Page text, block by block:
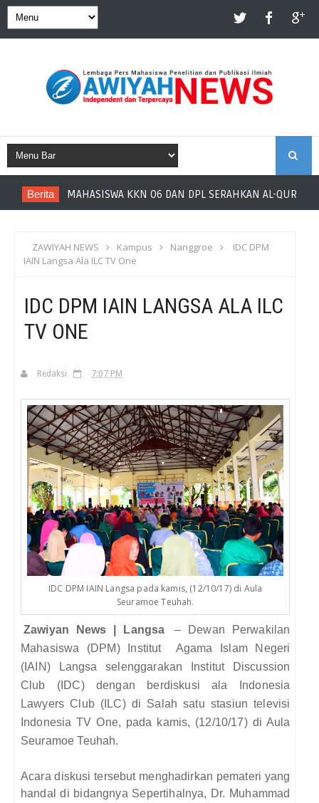
Berita MAHASISWA KKN 06 DAN DPL SERAHKAN AL-QUR’AN
ZAWIYAH NEWS Kampus Nanggroe
IDC DPM
IAIN Langsa Ala ILC TV One
IDC DPM IAIN LANGSA ALA ILC
TV ONE
Redaksi 7:07 PM
IDC DPM IAIN Langsa pada kamis, (12/10/17) di Aula
Seuramoe Teuhah.
Zawiyan News | Langsa
– Dewan Perwakilan
Mahasiswa (DPM) Institut
Agama Islam Negeri
(IAIN) Langsa selenggarakan Institut Discussion
Club (IDC) dengan berdiskusi ala Indonesia
Lawyers Club (ILC) di Salah satu stasiun televisi
Indonesia TV One, pada kamis, (12/10/17) di Aula
Seuramoe Teuhah.
Acara diskusi tersebut menghadirkan pemateri yang
handal di bidangnya Sepertihalnya, Dr. Muhammad